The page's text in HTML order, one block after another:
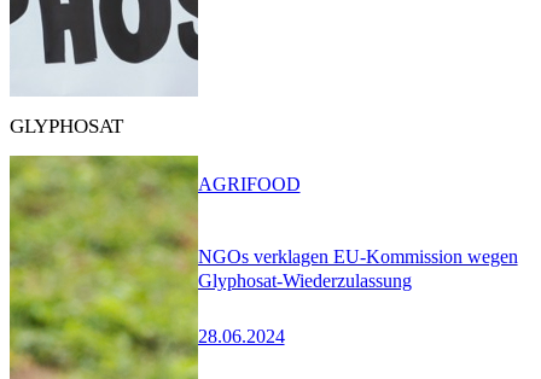
GLYPHOSAT
NGOs verklagen EU-Kommission wegen
Glyphosat-Wiederzulassung
28.06.2024
AGRIFOOD